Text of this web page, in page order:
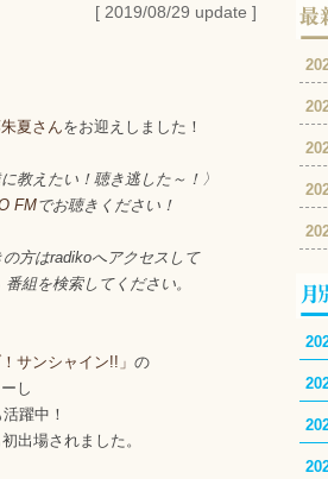
[ 2019/08/29 update ]
夏さんをお迎えしました！
教えたい！聴き逃した～！〉
FMでお聴きください！
方はradikoへアクセスして
組を検索してください。
サンシャイン!!」 の
し
躍中！
出場されました。